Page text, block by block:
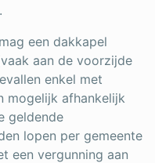
een dakkapel
aan de voorzijde
enkel met
mogelijk afhankelijk
geldende
lopen per gemeente
een vergunning aan